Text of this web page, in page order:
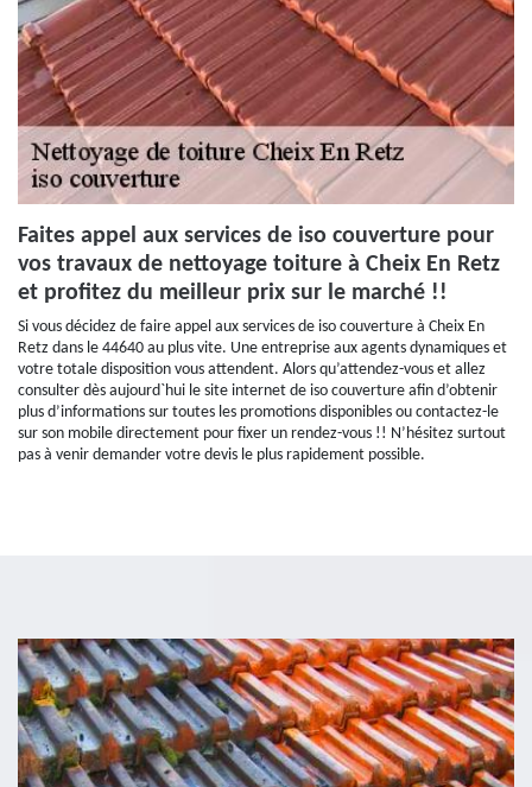
Faites appel aux services de iso couverture pour
vos travaux de nettoyage toiture à Cheix En Retz
et profitez du meilleur prix sur le marché !!
Si vous décidez de faire appel aux services de iso couverture à Cheix En
Retz dans le 44640 au plus vite. Une entreprise aux agents dynamiques et
votre totale disposition vous attendent. Alors qu’attendez-vous et allez
consulter dès aujourd`hui le site internet de iso couverture afin d’obtenir
plus d’informations sur toutes les promotions disponibles ou contactez-le
sur son mobile directement pour fixer un rendez-vous !! N’hésitez surtout
pas à venir demander votre devis le plus rapidement possible.